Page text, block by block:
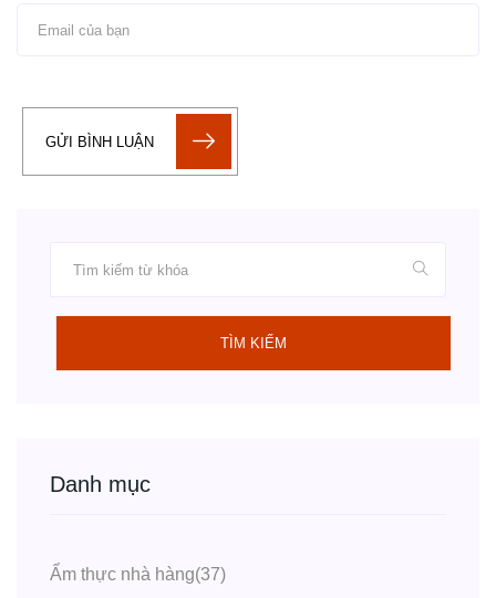
GỬI BÌNH LUẬN
TÌM KIẾM
Danh mục
Ẩm thực nhà hàng(37)